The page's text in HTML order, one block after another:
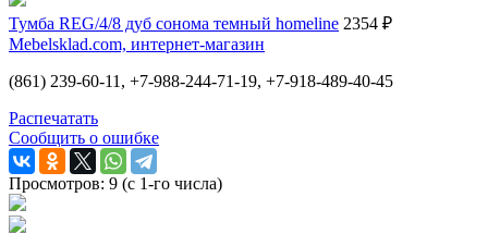
Тумба REG/4/8 дуб сонома темный homeline 2354 ₽
Mebelsklad.com, интернет-магазин
(861) 239-60-11, +7-988-244-71-19, +7-918-489-40-45
Распечатать
Сообщить о ошибке
Просмотров: 9 (с 1-го числа)